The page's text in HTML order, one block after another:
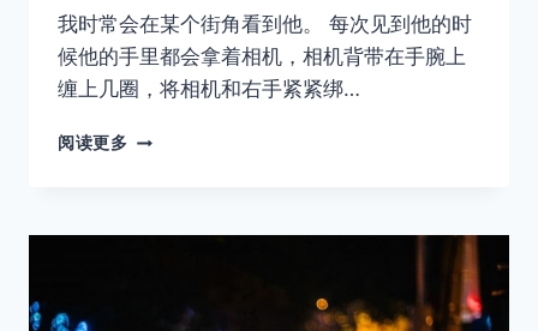
我时常会在某个街角看到他。 每次见到他的时
候他的手里都会拿着相机，相机背带在手腕上
缠上几圈，将相机和右手紧紧绑…
阅读更多 偷
人